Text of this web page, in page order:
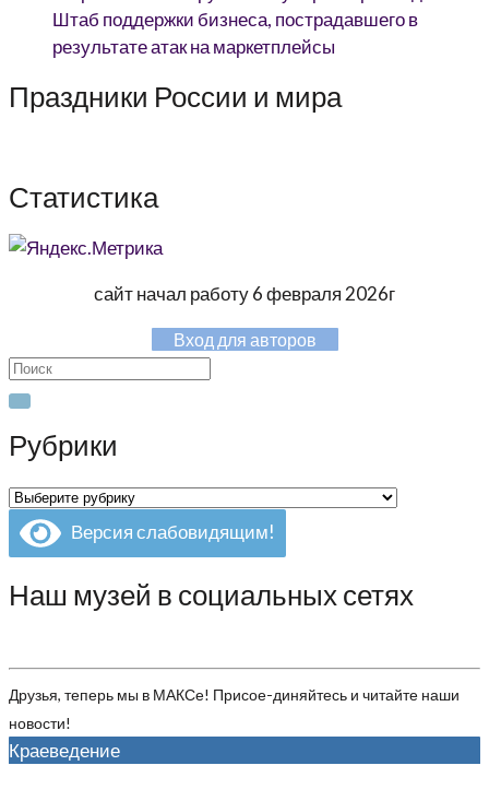
Штаб поддержки бизнеса, пострадавшего в
результате атак на маркетплейсы
Праздники России и мира
Статистика
сайт начал работу 6 февраля 2026г
Вход для авторов
Search
for:
Рубрики
Рубрики
Версия слабовидящим!
Наш музей в социальных сетях
Друзья, теперь мы в МАКСе! Присое-диняйтесь и читайте наши
новости!
Краеведение